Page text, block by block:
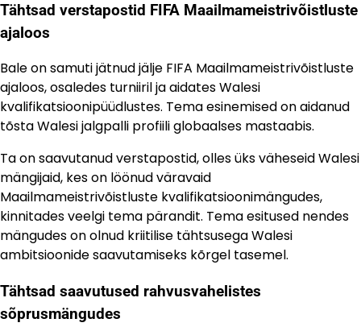
Tähtsad verstapostid FIFA Maailmameistrivõistluste
ajaloos
Bale on samuti jätnud jälje FIFA Maailmameistrivõistluste
ajaloos, osaledes turniiril ja aidates Walesi
kvalifikatsioonipüüdlustes. Tema esinemised on aidanud
tõsta Walesi jalgpalli profiili globaalses mastaabis.
Ta on saavutanud verstapostid, olles üks väheseid Walesi
mängijaid, kes on löönud väravaid
Maailmameistrivõistluste kvalifikatsioonimängudes,
kinnitades veelgi tema pärandit. Tema esitused nendes
mängudes on olnud kriitilise tähtsusega Walesi
ambitsioonide saavutamiseks kõrgel tasemel.
Tähtsad saavutused rahvusvahelistes
sõprusmängudes